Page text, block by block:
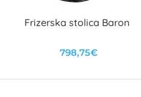
Frizerska stolica Baron
798,75€
U košaricu